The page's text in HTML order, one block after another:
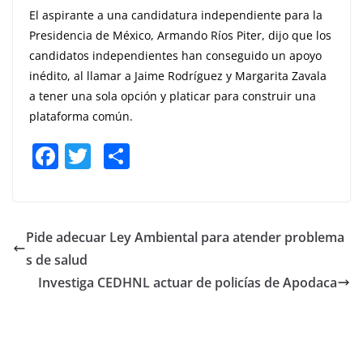
El aspirante a una candidatura independiente para la
Presidencia de México, Armando Ríos Piter, dijo que los
candidatos independientes han conseguido un apoyo
inédito, al llamar a Jaime Rodríguez y Margarita Zavala
a tener una sola opción y platicar para construir una
plataforma común.
F
e
b
o
T
er e
Pide adecuar Ley Ambiental para atender problema
s de salud
Investiga CEDHNL actuar de policías de Apodaca